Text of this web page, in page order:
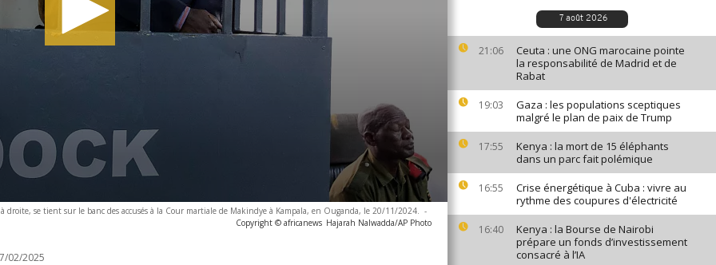
7 août 2026
21:06
Ceuta : une ONG marocaine pointe
la responsabilité de Madrid et de
Rabat
19:03
Gaza : les populations sceptiques
malgré le plan de paix de Trump
17:55
Kenya : la mort de 15 éléphants
dans un parc fait polémique
16:55
Crise énergétique à Cuba : vivre au
rythme des coupures d'électricité
16:40
Kenya : la Bourse de Nairobi
prépare un fonds d’investissement
consacré à l’IA
droite, se tient sur le banc des accusés à la Cour martiale de Makindye à Kampala, en Ouganda, le 20/11/2024. -
Copyright © africanews Hajarah Nalwadda/AP Photo
02/2025